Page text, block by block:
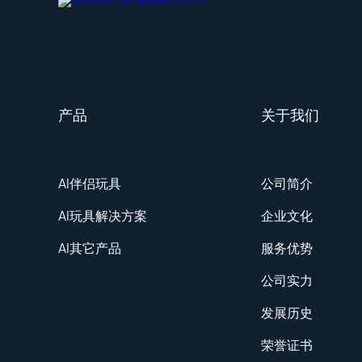
产品
AI伴侣玩具
AI玩具解决方案
AI其它产品
关于我们
公司简介
企业文化
服务优势
公司实力
发展历史
荣誉证书